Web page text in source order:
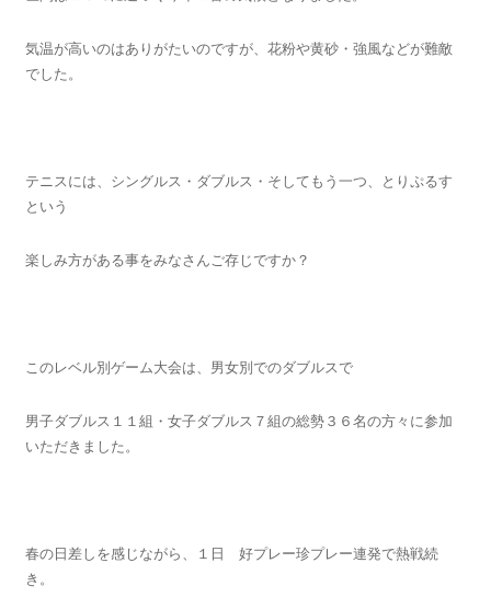
気温が高いのはありがたいのですが、花粉や黄砂・強風などが難敵
でした。
テニスには、シングルス・ダブルス・そしてもう一つ、とりぷるす
という
楽しみ方がある事をみなさんご存じですか？
このレベル別ゲーム大会は、男女別でのダブルスで
男子ダブルス１１組・女子ダブルス７組の総勢３６名の方々に参加
いただきました。
春の日差しを感じながら、１日 好プレー珍プレー連発で熱戦続
き。